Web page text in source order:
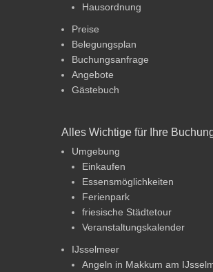
Hausordnung
Preise
Belegungsplan
Buchungsanfrage
Angebote
Gästebuch
Alles Wichtige für Ihre
Umgebung
Einkaufen
Essensmöglichkeiten
Ferienpark
friesische Städtetour
Veranstaltungskalender
IJsselmeer
Angeln in Makkum am